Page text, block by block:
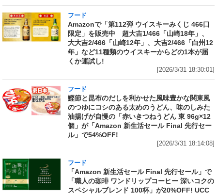
フード
Amazonで「第112弾 ウイスキーみくじ 466口
限定」を販売中 超大吉1/466「山崎18年」、
大大吉2/466「山崎12年」、大吉2/466「白州12
年」など11種類のウイスキーからどの1本が届
くか運試し!
[2026/3/31 18:30:01]
フード
鰹節と昆布のだしを利かせた風味豊かな関東風
のつゆにコシのある太めのうどん、味のしみた
油揚げが自慢の「赤いきつねうどん 東 96g×12
個」が「Amazon 新生活セール Final 先行セー
ル」で54%OFF!
[2026/3/31 18:14:08]
フード
「Amazon 新生活セール Final 先行セール」で
「職人の珈琲 ワンドリップコーヒー 深いコクの
スペシャルブレンド 100杯」が20%OFF! UCC